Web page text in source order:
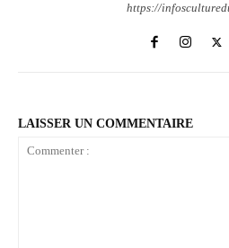
https://
LAISSER UN COMMENTAIRE